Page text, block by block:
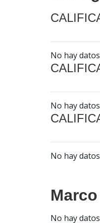
No hay
No hay
No hay
No hay